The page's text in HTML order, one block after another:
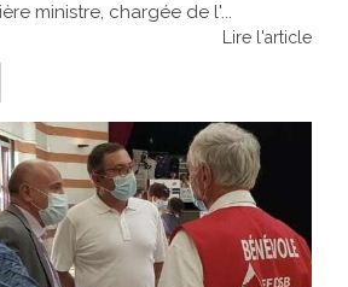
ministre, chargée de l'...
Lire l'article